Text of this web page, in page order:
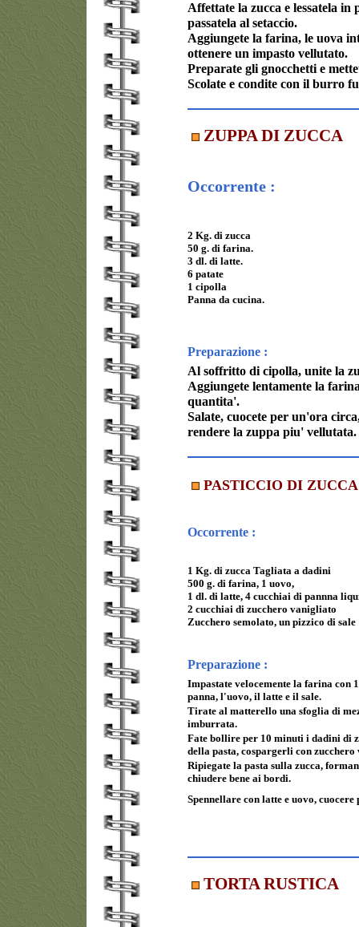
Affettate la zucca e lessatela in
passatela al setaccio.
Aggiungete la farina, le uova
ottenere un impasto vellutato.
Preparate gli gnocchetti e
Scolate e condite con il burro
ZUPPA DI ZUCCA
Occorrente :
2 Kg. di zucca
50 g. di farina.
3 dl. di latte.
6 patate
1 cipolla
Panna da cucina.
Preparazione :
Al soffritto di cipolla, unite la
Aggiungete lentamente la
quantita'.
Salate, cuocete per un'ora
rendere la zuppa piu' vellutata.
PASTICCIO DI ZUCCA
Occorrente :
1 Kg. di zucca Tagliata a dadini
500 g. di farina, 1 uovo,
1 dl. di latte, 4 cucchiai di pannna
2 cucchiai di zucchero vanigliato
Zucchero semolato, un pizzico di sale
Preparazione :
Impastate velocemente la farina con
panna, l'uovo, il latte e il sale.
Tirate al matterello una sfoglia di
imburrata.
Fate bollire per 10 minuti i dadini di
della pasta, cospargerli con
Ripiegate la pasta sulla zucca,
chiudere bene ai bordi.
Spennellare con latte e uovo,
TORTA RUSTICA